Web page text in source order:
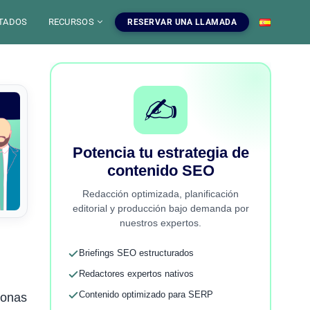
IA
servicios SEO
SEO, auditorias,
web y estrategia de
contenido.
RECURSOS
SEO
blog y
dominar el SEO.
RESERVAR UNA LLAMADA
✍️
Potencia tu estrategia de
contenido SEO
Redacción optimizada, planificación
editorial y producción bajo demanda por
nuestros expertos.
Briefings SEO estructurados
Redactores expertos nativos
Contenido optimizado para SERP